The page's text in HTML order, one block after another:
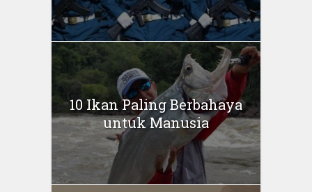
10 Ikan Paling Berbahaya
untuk Manusia